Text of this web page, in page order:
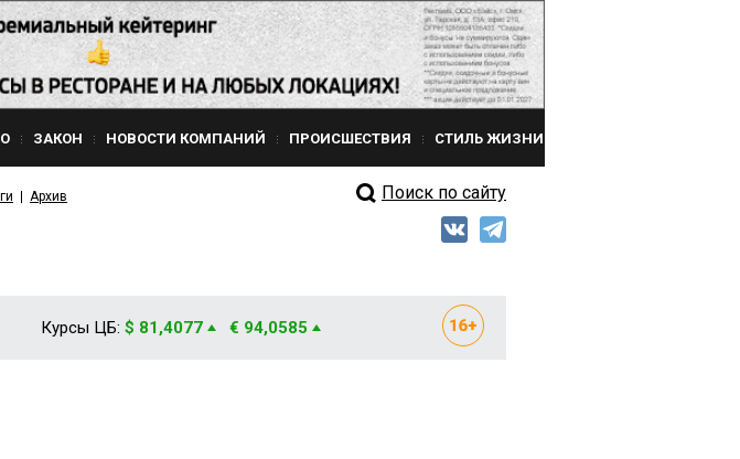
ЗАКОН НОВОСТИ КОМПАНИЙ ПРОИСШЕСТВИЯ СТИЛЬ ЖИЗНИ
Архив Поиск по сайту
Курсы ЦБ: $ 81,4077 € 94,0585